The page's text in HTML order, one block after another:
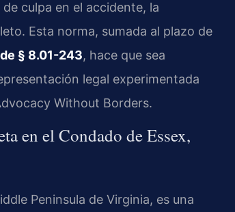
culpa en el accidente, la
Esta norma, sumada al plazo de
§ 8.01-243, hace que sea
legal experimentada
Without Borders.
en el Condado de Essex,
Peninsula de Virginia, es una